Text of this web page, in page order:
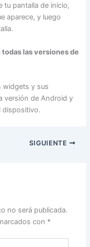
tu pantalla de inicio,
aparece, y luego
las versiones de
widgets y sus
versión de Android y
dispositivo.
SIGUIENTE
no será publicada.
con *